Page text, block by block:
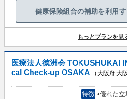
健康保険組合の補助を利用
もっとプランを見
医療法人徳洲会 TOKUSHUKAI
cal Check-up OSAKA
（大阪府 大
特徴 •優れた